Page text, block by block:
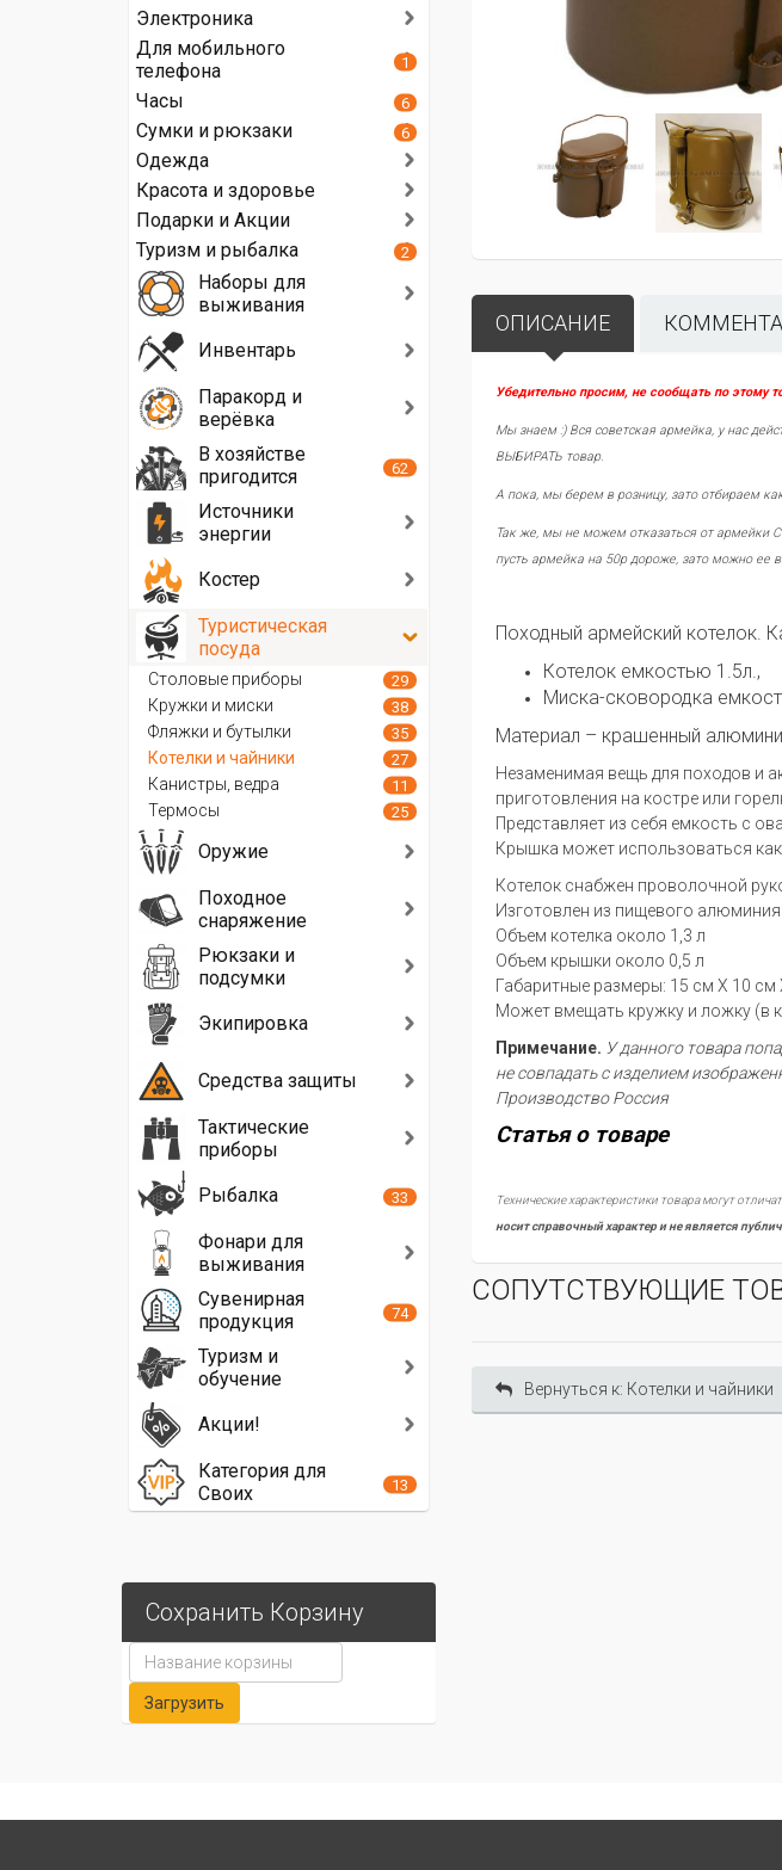
ОПИСАНИЕ
Убедительно просим, не сообщать по этому
Мы знаем :) Вся советская армейка, у нас
ВЫБИРАТЬ товар.
А пока, мы берем в розницу, зато отбираем
Так же, мы не можем отказаться от армейки
пусть армейка на 50р дороже, зато можно ее
Походный армейский котелок.
Котелок емкостью 1.5л.,
Миска-сковородка
Материал – крашенный
Незаменимая вещь для походов и
приготовления на костре или
Представляет из себя емкость с
Крышка может использоваться
Котелок снабжен проволочной
Изготовлен из пищевого
Объем котелка около 1,3 л
Объем крышки около 0,5 л
Габаритные размеры: 15 см Х 10 см
Может вмещать кружку и ложку (в
Примечание. У данного товара
не совпадать с изделием
Производство Россия
Статья о товаре
Технические характеристики товара могут
носит справочный характер и не является
СОПУТСТВУЮЩИЕ
Вернуться к: Котелки и чайники
Электроника
Для мобильного
телефона
1
Часы 6
Сумки и рюкзаки 6
Одежда
Красота и здоровье
Подарки и Акции
Туризм и рыбалка
2
Наборы для
выживания
Инвентарь
Паракорд и
верёвка
В хозяйстве
пригодится
62
Источники
энергии
Костер
Туристическая
посуда
Столовые приборы 29
Кружки и миски 38
Фляжки и бутылки 35
Котелки и чайники 27
Канистры, ведра 11
Термосы 25
Оружие
Походное
снаряжение
Рюкзаки и
подсумки
Экипировка
Средства защиты
Тактические
приборы
Рыбалка
33
Фонари для
выживания
Сувенирная
продукция
74
Туризм и
обучение
Акции!
Категория для
Своих
13
Сохранить Корзину